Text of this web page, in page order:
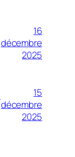
16
décembre
2025
15
décembre
2025